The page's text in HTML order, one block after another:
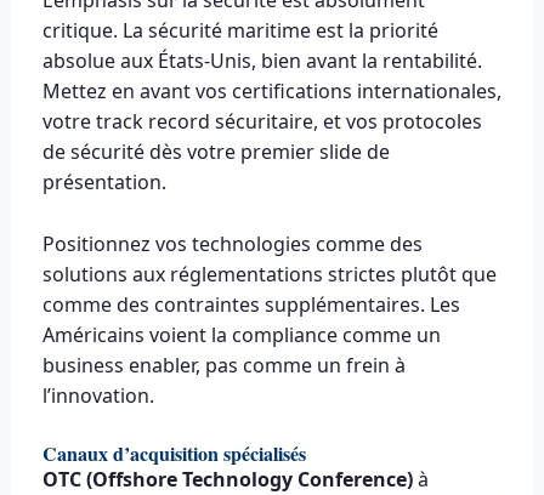
critique. La sécurité maritime est la priorité
absolue aux États-Unis, bien avant la rentabilité.
Mettez en avant vos certifications internationales,
votre track record sécuritaire, et vos protocoles
de sécurité dès votre premier slide de
présentation.
Positionnez vos technologies comme des
solutions aux réglementations strictes plutôt que
comme des contraintes supplémentaires. Les
Américains voient la compliance comme un
business enabler, pas comme un frein à
l’innovation.
Canaux d’acquisition spécialisés
OTC (Offshore Technology Conference)à